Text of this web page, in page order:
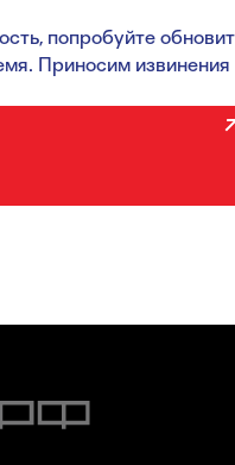
попробуйте
Приносим извинения